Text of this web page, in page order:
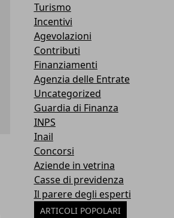
Turismo
Incentivi
Agevolazioni
Contributi
Finanziamenti
Agenzia delle Entrate
Uncategorized
Guardia di Finanza
INPS
Inail
Concorsi
Aziende in vetrina
Casse di previdenza
Il parere degli esperti
ARTICOLI POPOLARI